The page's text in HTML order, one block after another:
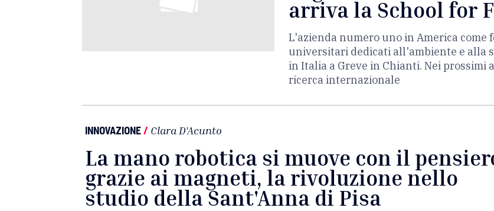
arriva la School for
L'azienda numero uno in America
universitari dedicati all'ambiente e alla
in Italia a Greve in Chianti. Nei
ricerca internazionale
INNOVAZIONE/ Clara D'Acunto
La mano robotica si muove con il
grazie ai magneti, la rivoluzione nello
studio della Sant'Anna di Pisa